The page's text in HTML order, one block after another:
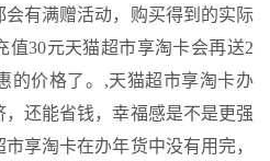
有满赠活动，购买得到的实际
值30元天猫超市享淘卡会再送2
的价格了。,天猫超市享淘卡办
还能省钱，幸福感是不是更强
享淘卡在办年货中没有用完，